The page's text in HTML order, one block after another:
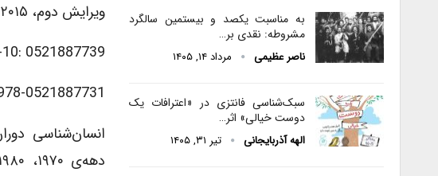
به مناسبت یکصد و بیستمین سالگرد
مشروطه: نقدی بر…
ناصر عظیمی مرداد ۱۴, ۱۴۰۵
سبک‌شناسی فانتزی در «اعترافات یک
دوست خیالی» اثر…
الهه آذربایجانی تیر ۳۱, ۱۴۰۵
ویرایش دوم، ۲۰۱۵
10: 0521887739
0521887731
انسان‌شناسی